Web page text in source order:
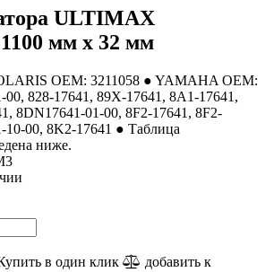
ULTIMAX
мм х 32 мм
OEM: 3211058 ● YAMAHA OEM:
00, 828-17641, 89X-17641, 8A1-17641,
8DN17641-01-00, 8F2-17641, 8F2-
10-00, 8K2-17641 ● Таблица
ниже.
в один клик
добавить к